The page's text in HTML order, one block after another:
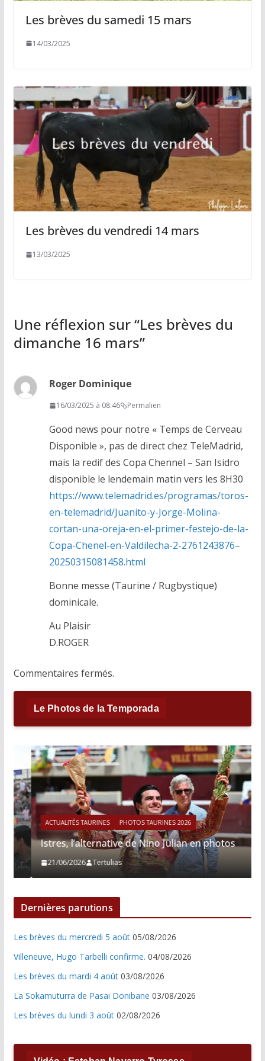
Les brèves du samedi 15 mars
14/03/2025
Les brèves du vendredi 14 mars
13/03/2025
Une réflexion sur “Les brèves du
dimanche 16 mars”
Roger Dominique
16/03/2025 à 08:46 Permalien
Good news pour notre « Temps de Cerveau
Disponible », pas de direct chez TeleMadrid,
mais la redif des Copa Chennel – San Isidro
disponible le lendemain matin vers les 8H30
https://www.telemadrid.es/programas/toros-
en-telemadrid/Juanito-y-Jorge-Molina-
cortan-una-oreja-en-el-primer-festejo-de-la-
Copa-Chenel-en-Valdilecha-2-2761243876–
20250315081458.html
Bonne messe (Taurine / Rugbystique)
dominicale.
Au Plaisir
D.ROGER
Commentaires fermés.
Le Photos de la Temporada
ACTUALITÉS TAURINES PHOTOS TAURINES 2026
Istres, l’alternative de Nino Julian en photos
21/06/2026 Tertulias
Dernières parutions
Les brèves du mercredi 5 août 05/08/2026
Villeneuve, Hugo Tarbelli confirme. 04/08/2026
Les brèves du mardi 4 août 03/08/2026
La Sokamuturra de Pasai Donibane 03/08/2026
Les brèves du lundi 3 août 02/08/2026